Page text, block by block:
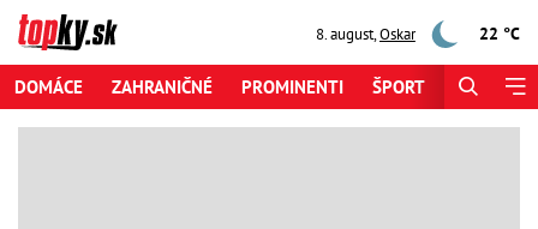
8. august,Oskar 22 °C
DOMÁCE ZAHRANIČNÉ PROMINENTI ŠPORT